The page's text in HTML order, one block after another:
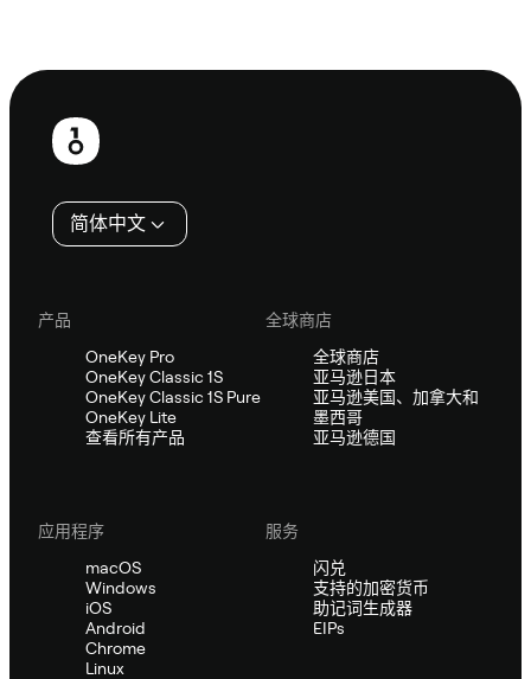
页
简体中文
产品
OneKey Pro
OneKey Classic 1S
OneKey Classic 1S Pure
OneKey Lite
查看所有产品
全球商店
全球商店
亚马逊日本
亚马逊美国、加拿大和
墨西哥
亚马逊德国
应用程序
macOS
Windows
iOS
Android
Chrome
Linux
服务
闪兑
支持的加密货币
助记词生成器
EIPs